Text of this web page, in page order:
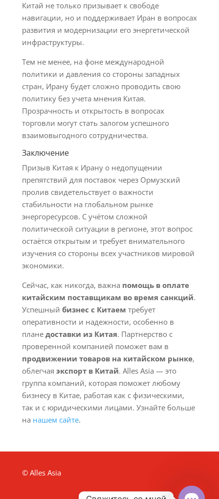
Китай не только призывает к свободе
навигации, но и поддерживает Иран в вопросах
развития и модернизации его энергетической
инфраструктуры.
Тем не менее, на фоне международной
политики и давления со стороны западных
стран, Ирану будет сложно проводить свою
политику без учета мнения Китая.
Прозрачность и открытость в вопросах
торговли могут стать залогом успешного
взаимовыгодного сотрудничества.
Заключение
Призыв Китая к Ирану о недопущении
препятствий для поставок через Ормузский
пролив свидетельствует о важности
стабильности на глобальном рынке
энергоресурсов. С учётом сложной
политической ситуации в регионе, этот вопрос
остаётся открытым и требует внимательного
изучения со стороны всех участников мировой
экономики.
Сейчас, как никогда, важна помощь в оплате
китайским поставщикам во время санкций.
Успешный бизнес с Китаем требует
оперативности и надежности, особенно в
плане доставки из Китая. Партнерство с
проверенной компанией поможет вам в
продвижении товаров на китайском рынке,
облегчая экспорт в Китай. Alles Asia — это
группа компаний, которая поможет любому
бизнесу в Китае, работая как с физическими,
так и с юридическими лицами. Узнайте больше
на нашем сайте.
© Alles Asia